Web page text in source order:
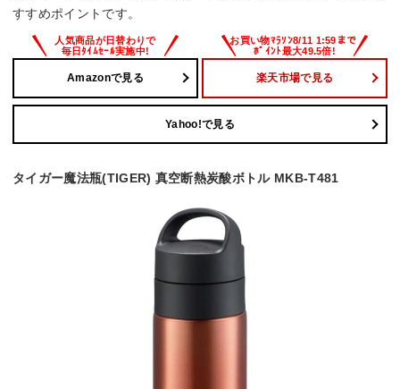
すすめポイントです。
Amazonで見る 楽天市場で見る
Yahoo!で見る
タイガー魔法瓶(TIGER) 真空断熱炭酸ボトル MKB-T481